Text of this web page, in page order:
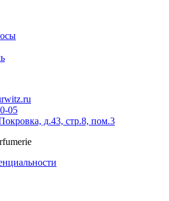
05
д.43, стр.8, пом.3